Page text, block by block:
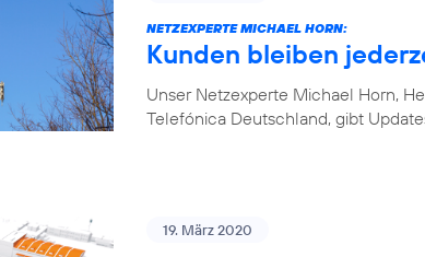
NETZEXPERTE MICHAEL HORN:
Kunden bleiben
Unser Netzexperte Michael Horn,
Telefónica Deutschland, gibt
19. März 2020